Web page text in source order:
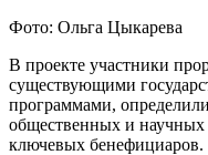
Фото: Ольга Цыкарева
В проекте участники
существующими
программами,
общественных и научных
ключевых бенефициаров.